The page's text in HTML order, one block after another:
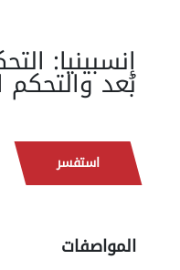
إنسبينيا:
بُعد والتحكم
استفسر
المواصفات